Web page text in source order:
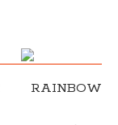
RAINBOW